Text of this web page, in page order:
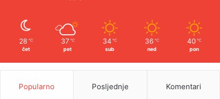
28 ℃
čet
37 ℃
pet
34 ℃
sub
36 ℃
ned
40 ℃
pon
Popularno Posljednje Komentari